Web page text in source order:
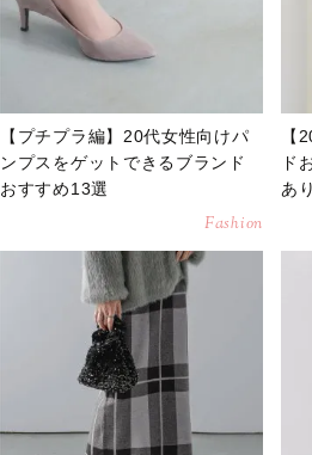
【プチプラ編】20代女性向けパ
ンプスをゲットできるブランド
おすすめ13選
Fashion
【
ド
あ